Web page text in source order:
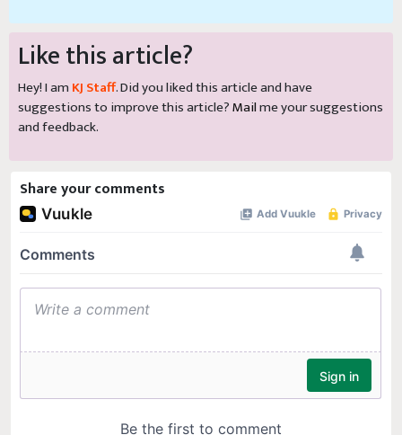
Like this article?
Hey! I am KJ Staff. Did you liked this article and have
suggestions to improve this article?Mailme your suggestions
and feedback.
Share your comments